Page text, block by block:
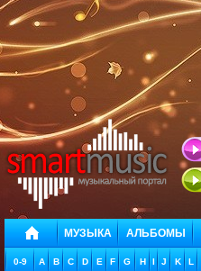
МУЗЫКА АЛЬБОМЫ
0-9 A B C D E F G H I J K L